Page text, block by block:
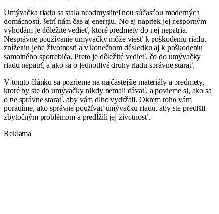
Umývačka riadu sa stala neodmysliteľnou súčasťou moderných
domácností, šetrí nám čas aj energiu. No aj napriek jej nesporným
výhodám je dôležité vedieť, ktoré predmety do nej nepatria.
Nesprávne používanie umývačky môže viesť k poškodeniu riadu,
zníženiu jeho životnosti a v konečnom dôsledku aj k poškodeniu
samotného spotrebiča. Preto je dôležité vedieť, čo do umývačky
riadu nepatrí, a ako sa o jednotlivé druhy riadu správne starať.
V tomto článku sa pozrieme na najčastejšie materiály a predmety,
ktoré by ste do umývačky nikdy nemali dávať, a povieme si, ako sa
o ne správne starať, aby vám dlho vydržali. Okrem toho vám
poradíme, ako správne používať umývačku riadu, aby ste predišli
zbytočným problémom a predĺžili jej životnosť.
Reklama